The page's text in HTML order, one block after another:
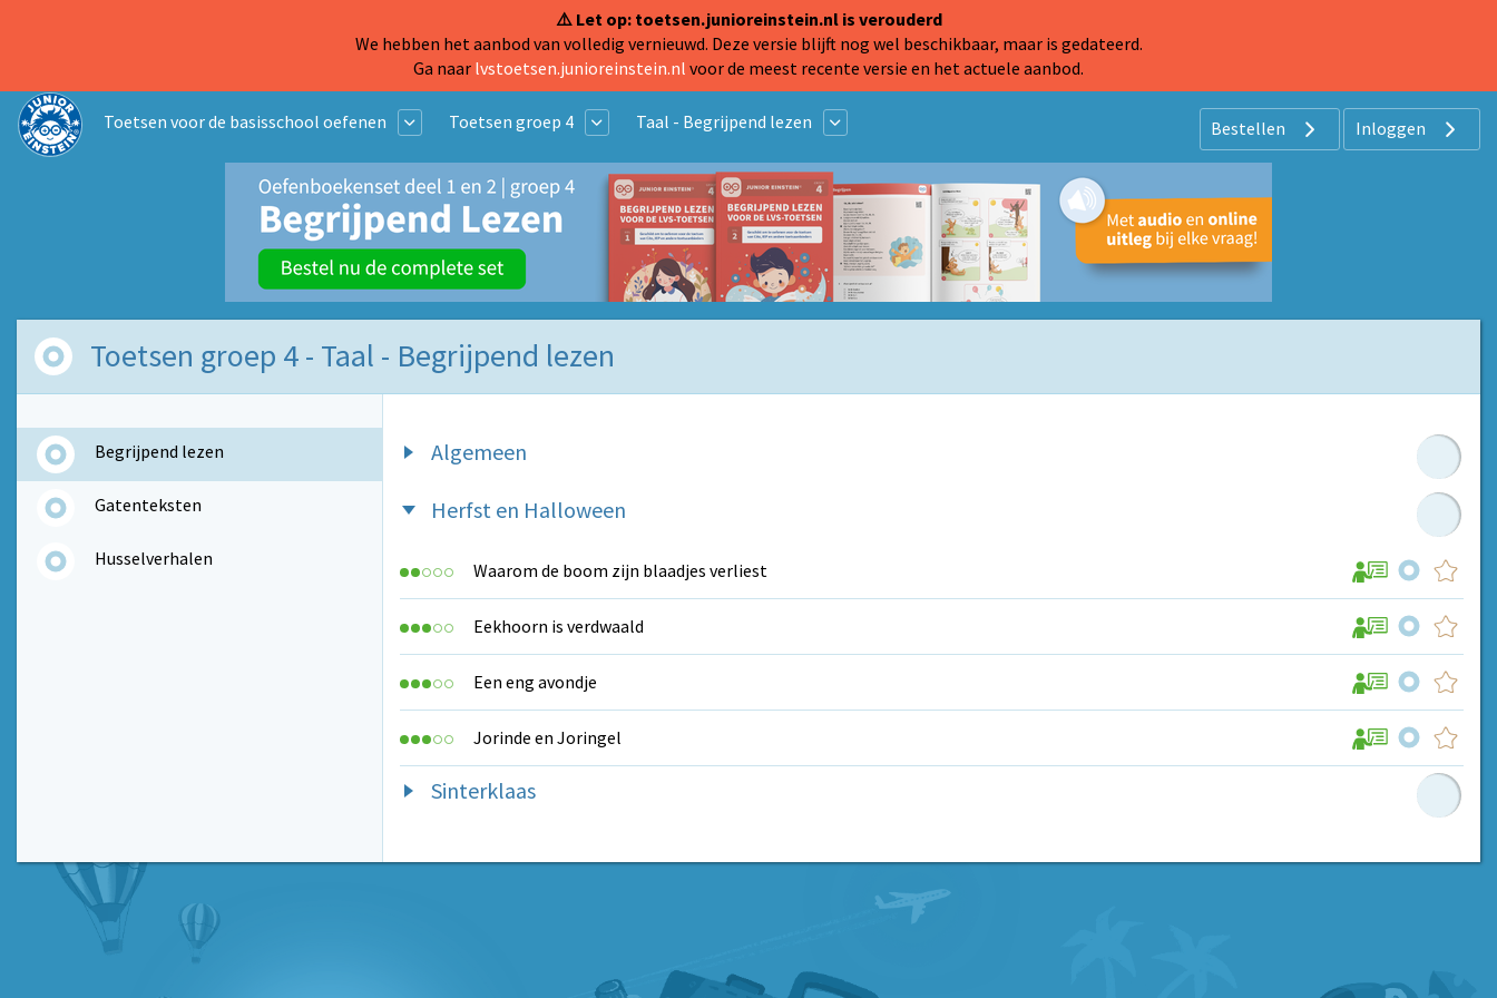
⚠️ Let op: toetsen.junioreinstein.nl is verouderd
We hebben het aanbod van volledig vernieuwd. Deze versie blijft nog wel beschikbaar, maar is gedateerd.
Ga naar lvstoetsen.junioreinstein.nl voor de meest recente versie en het actuele aanbod.
Toetsen voor de basisschool oefenen Toetsen groep 4 Taal - Begrijpend lezen Bestellen Inloggen
Toetsen groep 4 - Taal - Begrijpend lezen
Begrijpend lezen
Gatenteksten
Husselverhalen
Algemeen
Herfst en Halloween
Waarom de boom zijn blaadjes verliest
Eekhoorn is verdwaald
Een eng avondje
Jorinde en Joringel
Sinterklaas